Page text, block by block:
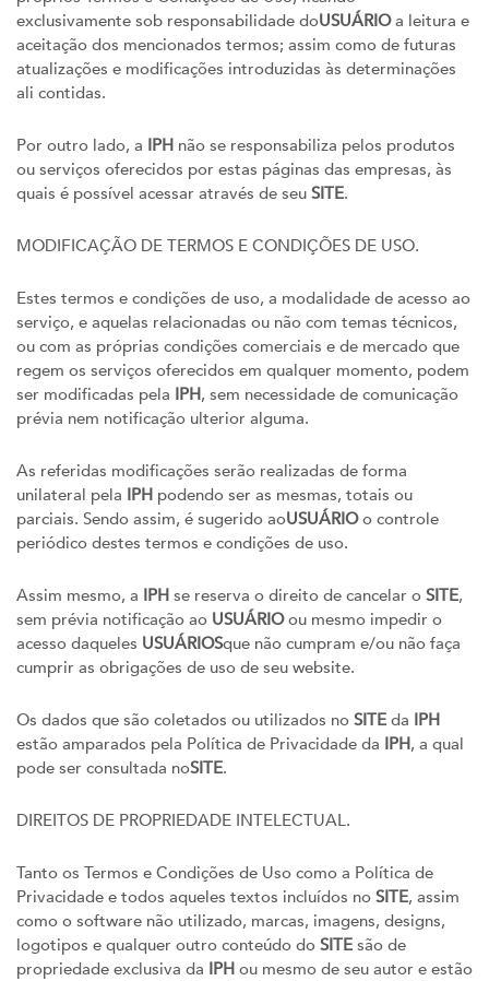
exclusivamente sob responsabilidade doUSUÁRIOa leitura e
aceitação dos mencionados termos; assim como de futuras
atualizações e modificações introduzidas às determinações
ali contidas.
Por outro lado, a IPH não se responsabiliza pelos produtos
ou serviços oferecidos por estas páginas das empresas, às
quais é possível acessar através de seu SITE.
MODIFICAÇÃO DE TERMOS E CONDIÇÕES DE USO.
Estes termos e condições de uso, a modalidade de acesso ao
serviço, e aquelas relacionadas ou não com temas técnicos,
ou com as próprias condições comerciais e de mercado que
regem os serviços oferecidos em qualquer momento, podem
ser modificadas pela IPH, sem necessidade de comunicação
prévia nem notificação ulterior alguma.
As referidas modificações serão realizadas de forma
unilateral pela IPH podendo ser as mesmas, totais ou
parciais. Sendo assim, é sugerido aoUSUÁRIOo controle
periódico destes termos e condições de uso.
Assim mesmo, a IPH se reserva o direito de cancelar o SITE,
sem prévia notificação ao USUÁRIOou mesmo impedir o
acesso daqueles USUÁRIOSque não cumpram e/ou não faça
cumprir as obrigações de uso de seu website.
Os dados que são coletados ou utilizados no SITE da IPH
estão amparados pela Política de Privacidade da IPH, a qual
pode ser consultada noSITE.
DIREITOS DE PROPRIEDADE INTELECTUAL.
Tanto os Termos e Condições de Uso como a Política de
Privacidade e todos aqueles textos incluídos no SITE, assim
como o software não utilizado, marcas, imagens, designs,
logotipos e qualquer outro conteúdo do SITE são de
propriedade exclusiva da IPH ou mesmo de seu autor e estão